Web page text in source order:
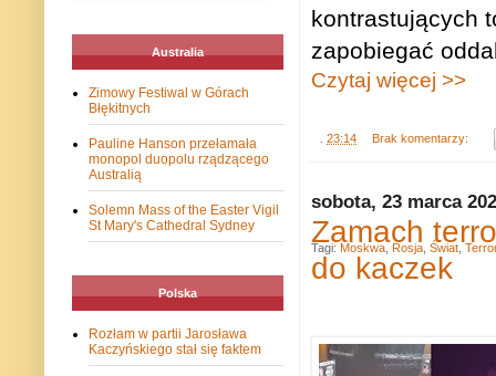
kontrastujących
zapobiegać
Czytaj więcej >>
23:14 Brak komentarzy:
sobota, 23 marca
Zamach
do kaczek
Tagi: Moskwa Rosja Świat
Australia
Zimowy Festiwal w Górach
Błękitnych
Pauline Hanson przełamała
monopol duopolu rządzącego
Australią
Solemn Mass of the Easter Vigil
St Mary's Cathedral Sydney
Polska
Rozłam w partii Jarosława
Kaczyńskiego stał się faktem